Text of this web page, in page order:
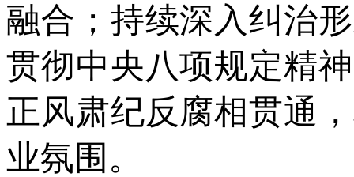
融合；持续深入纠治
贯彻中央八项规定精
正风肃纪反腐相贯通
业氛围。